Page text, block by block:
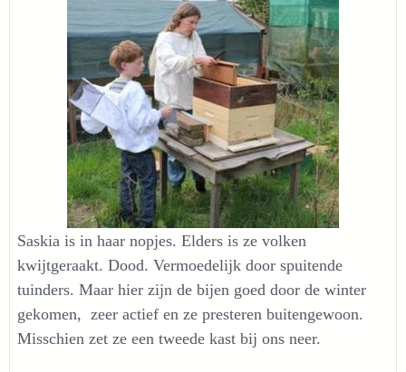
Saskia is in haar nopjes. Elders is ze volken
kwijtgeraakt. Dood. Vermoedelijk door spuitende
tuinders. Maar hier zijn de bijen goed door de winter
gekomen, zeer actief en ze presteren buitengewoon.
Misschien zet ze een tweede kast bij ons neer.